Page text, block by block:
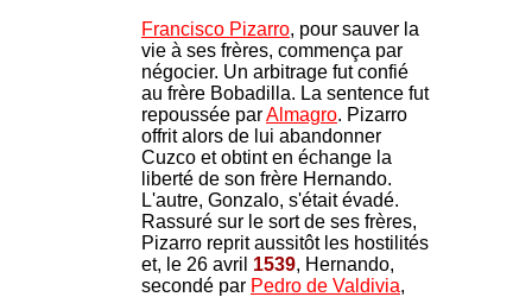
Francisco Pizarro, pour sauver la
vie à ses frères, commença par
négocier. Un arbitrage fut confié
au frère Bobadilla. La sentence fut
repoussée parAlmagro. Pizarro
offrit alors de lui abandonner
Cuzco et obtint en échange la
liberté de son frère Hernando.
L'autre, Gonzalo, s'était évadé.
Rassuré sur le sort de ses frères,
Pizarro reprit aussitôt les hostilités
et, le 26 avril 1539, Hernando,
secondé par Pedro de Valdivia,